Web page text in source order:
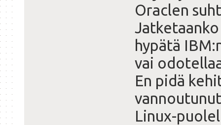
Oraclen
hypätä
vai
En pidä
Linux-